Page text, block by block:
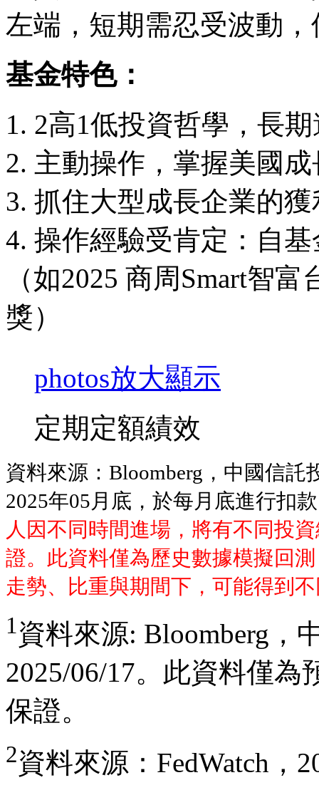
左端，短期需忍受波動
基金特色：
1. 2高1低投資哲學，長
2. 主動操作，掌握美國
3. 抓住大型成長企業的
4. 操作經驗受肯定：自
（如2025 商周Smart智
獎）
photos放大顯示
定期定額績效
資料來源：Bloomberg，中國信
2025年05月底，於每月底進行扣
人因不同時間進場，將有不同投
證。此資料僅為歷史數據模擬回
走勢、比重與期間下，可能得到
1資料來源: Bloomberg，
2025/06/17。此資料僅
保證。
2資料來源：FedWatch，